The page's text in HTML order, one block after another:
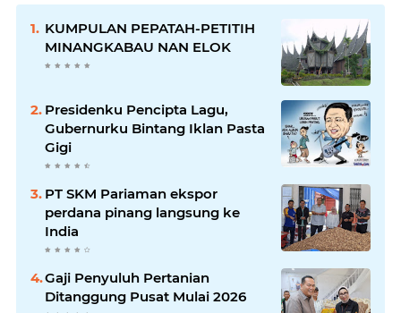
KUMPULAN PEPATAH-PETITIH
MINANGKABAU NAN ELOK
Presidenku Pencipta Lagu,
Gubernurku Bintang Iklan Pasta
Gigi
PT SKM Pariaman ekspor
perdana pinang langsung ke
India
Gaji Penyuluh Pertanian
Ditanggung Pusat Mulai 2026